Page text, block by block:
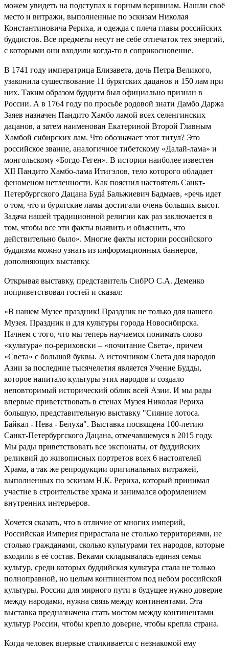
можем увидеть на подступах к горным вершинам. Нашли своё
место и витражи, выполненные по эскизам Николая
Константиновича Рериха, и одежда с плеча главы российских
буддистов. Все предметы несут не себе отпечаток тех энергий,
с которыми они входили когда-то в соприкосновение.
В 1741 году императрица Елизавета, дочь Петра Великого,
узаконила существование 11 бурятских дацанов и 150 лам при
них. Таким образом буддизм был официально признан в
России. А в 1764 году по просьбе родовой знати Дамбо Даржа
Заяев назначен Пандито Хамбо ламой всех селенгинских
дацанов, а затем наименован Екатериной Второй Главным
Хамбой сибирских лам. Что обозначает этот титул? Это
российское звание, аналогичное тибетскому «Далай-лама» и
монгольскому «Богдо-Геген». В истории наиболее известен
XII Пандито Хамбо-лама Итигэлов, тело которого обладает
феноменом нетленности. Как пояснил настоятель Санкт-
Петербургского Дацана Будá Бальжиевич Бадмаев, «речь идет
о том, что и бурятские ламы достигали очень больших высот.
Задача нашей традиционной религии как раз заключается в
том, чтобы все эти факты выявить и объяснить, что
действительно было». Многие факты истории российского
буддизма можно узнать из информационных баннеров,
дополняющих выставку.
Открывая выставку, представитель СибРО С.А. Деменко
поприветствовал гостей и сказал:
«В нашем Музее праздник! Праздник не только для нашего
Музея. Праздник и для культуры города Новосибирска.
Начнем с того, что мы теперь научаемся понимать слово
«культура» по-рериховски – «почитание Света», причем
«Света» с большой буквы. А источником Света для народов
Азии за последние тысячелетия является Учение Будды,
которое напитало культуры этих народов и создало
неповторимый исторический облик всей Азии. И мы рады
впервые приветствовать в стенах Музея Николая Рериха
большую, представительную выставку "Сияние лотоса.
Байкал - Нева - Белуха". Выставка посвящена 100-летию
Санкт-Петербургского Дацана, отмечавшемуся в 2015 году.
Мы рады приветствовать все экспонаты, от буддийских
реликвий до живописных портретов всех 6 настоятелей
Храма, а так же репродукции оригинальных витражей,
выполненных по эскизам Н.К. Рериха, который принимал
участие в строительстве храма и занимался оформлением
внутренних интерьеров.
Хочется сказать, что в отличие от многих империй,
Российская Империя прирастала не столько территориями, не
столько гражданами, сколько культурами тех народов, которые
входили в её состав. Веками складывалась единая семья
культур, среди которых буддийская культура стала не только
полноправной, но целым континентом под небом российской
культуры. России для мирного пути в будущее нужно доверие
между народами, нужна связь между континентами. Эта
выставка предназначена стать мостом между континентами
культур России, чтобы крепло доверие, чтобы крепла страна.
Когда человек впервые сталкивается с незнакомой ему